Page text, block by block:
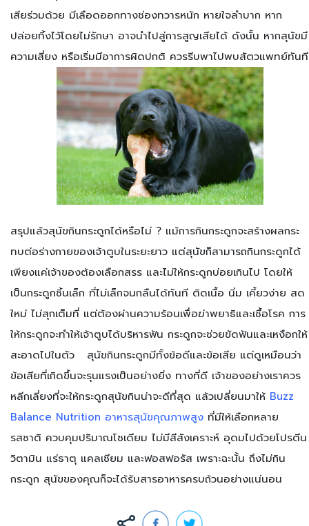
เสียร่วมด้วย มีเลือดออกทางช่องทวารหนัก หายใจลำบาก หาก
ปล่อยทิ้งไว้โดยไม่รักษา อาจนำไปสู่การสูญเสียได้ ดังนั้น หากสุนัขมี
ความเสี่ยง หรือเริ่มมีอาการผิดปกติ ควรรีบพาไปพบสัตวแพทย์ทันที
สรุปแล้วสุนัขกินกระดูกได้หรือไม่ ? แม้การกินกระดูกจะสร้างผลกระ
ทบต่อร่างกายของเจ้าตูบในระยะยาว แต่สุนัขก็สามารถกินกระดูกได้
เพียงแค่เจ้าของต้องเลือกสรร และไม่ให้กระดูกบ่อยเกินไป โดยให้
เป็นกระดูกชิ้นเล็ก ที่ไม่เล็กจนกลืนได้ทันที ติดเนื้อ นิ่ม เคี้ยวง่าย สด
ใหม่ ไม่สุกเต็มที่ แต่ต้องผ่านความร้อนเพื่อฆ่าพยาธิและเชื้อโรค การ
ให้กระดูกจะทำให้เจ้าตูบได้บริหารฟัน กระดูกจะช่วยขัดฟันและเหงือกให้
สะอาดไปในตัว
สุนัขกินกระดูกมีทั้งข้อดีและข้อเสีย แต่ดูเหมือนว่า
ข้อเสียที่เกิดขึ้นจะรุนแรงเป็นอย่างยิ่ง ทางที่ดี เจ้าของอย่างเราควร
หลีกเลี่ยงที่จะให้กระดูกสุนัขกินน่าจะดีที่สุด แล้วเปลี่ยนมาให้ Buzz
Balance Nutrition อาหารสุนัขคุณภาพสูง ที่มีให้เลือกหลาย
รสชาติ ควบคุมปริมาณโซเดียม ไม่มีสีสังเคราะห์ อุดมไปด้วยโปรตีน
วิตามิน แร่ธาตุ แคลเซียม และฟอสฟอรัส เพราะฉะนั้น ถึงไม่กิน
กระดูก สุนัขของคุณก็จะได้รับสารอาหารครบถ้วนอย่างแน่นอน